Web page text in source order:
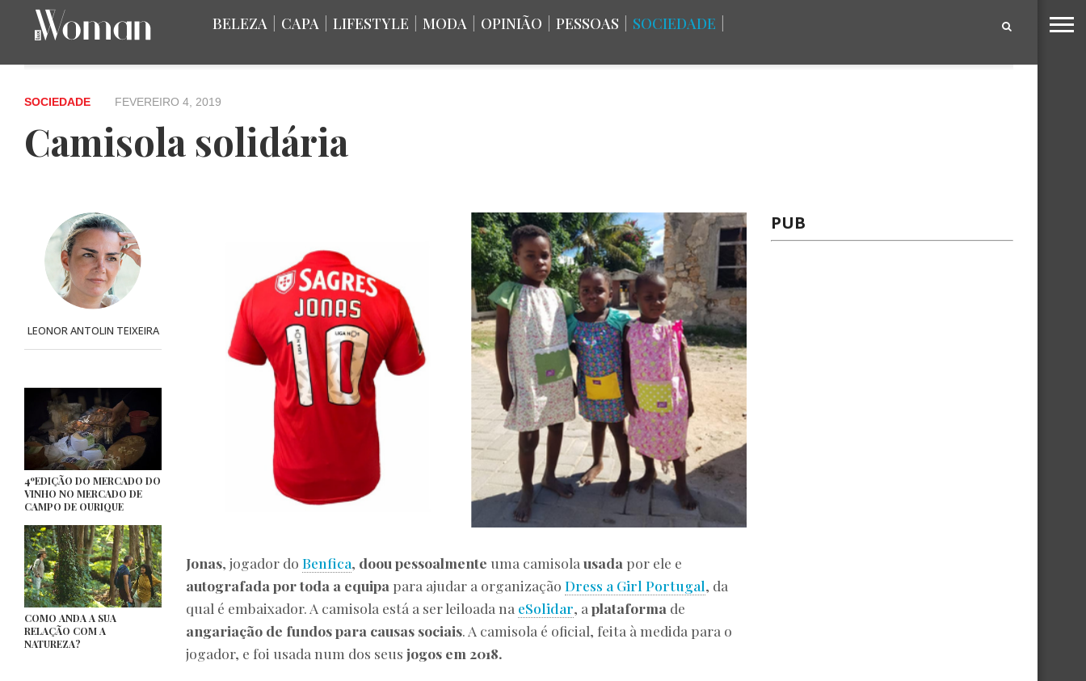
BELEZA CAPA LIFESTYLE MODA OPINIÃO PESSOAS SOCIEDADE
SOCIEDADE FEVEREIRO 4, 2019
Camisola solidária
LEONOR ANTOLIN TEIXEIRA
4ºEDIÇÃO DO MERCADO DO
VINHO NO MERCADO DE
CAMPO DE OURIQUE
COMO ANDA A SUA
RELAÇÃO COM A
NATUREZA?
Jonas, jogador do Benfica, doou pessoalmente uma camisola usada por ele e
autografada por toda a equipa para ajudar a organização Dress a Girl Portugal, da
qual é embaixador. A camisola está a ser leiloada na eSolidar, a plataforma de
angariação de fundos para causas sociais. A camisola é oficial, feita à medida para o
jogador, e foi usada num dos seus jogos em 2018.
PUB